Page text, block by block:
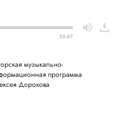
53:47
музыкально-
программа
Дорохова